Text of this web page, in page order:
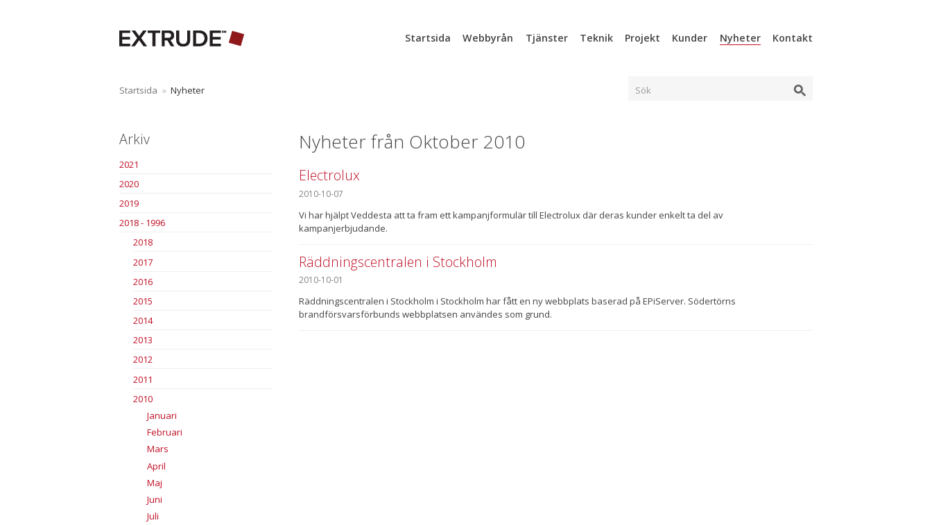
Startsida Webbyrån Tjänster Teknik Projekt Kunder Nyheter Kontakt
Startsida » Nyheter Sök
Arkiv
2021
2020
2019
2018 - 1996
2018
2017
2016
2015
2014
2013
2012
2011
2010
Januari
Februari
Mars
April
Maj
Juni
Juli
Nyheter från Oktober 2010
Electrolux
2010-10-07
Vi har hjälpt Veddesta att ta fram ett kampanjformulär till Electrolux där deras kunder enkelt ta del av
kampanjerbjudande.
Räddningscentralen i Stockholm
2010-10-01
Räddningscentralen i Stockholm i Stockholm har fått en ny webbplats baserad på EPiServer. Södertörns
brandförsvarsförbunds webbplatsen användes som grund.